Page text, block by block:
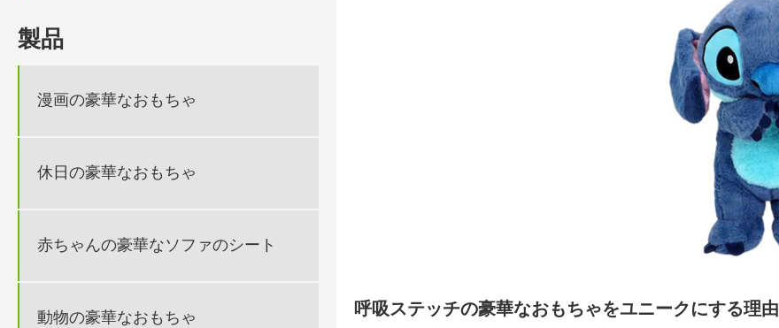
製品
漫画の豪華なおもちゃ
休日の豪華なおもちゃ
赤ちゃんの豪華なソファのシート
動物の豪華なおもちゃ 呼吸ステッチの豪華なおもちゃをユニークにする理由